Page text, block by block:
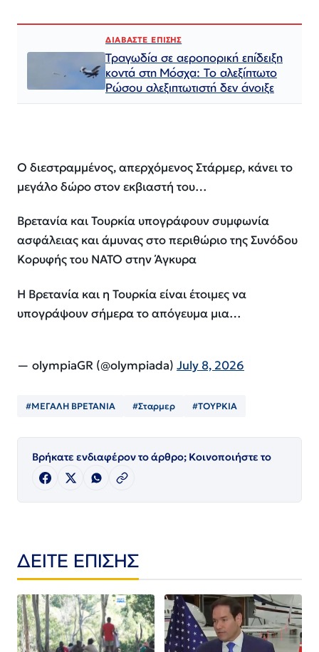
ΔΙΑΒΑΣΤΕ ΕΠΙΣΗΣ
Τραγωδία σε αεροπορική επίδειξη
κοντά στη Μόσχα: Το αλεξίπτωτο
Ρώσου αλεξιπτωτιστή δεν άνοιξε
Ο διεστραμμένος, απερχόμενος Στάρμερ, κάνει το
μεγάλο δώρο στον εκβιαστή του…
Βρετανία και Τουρκία υπογράφουν συμφωνία
ασφάλειας και άμυνας στο περιθώριο της Συνόδου
Κορυφής του ΝΑΤΟ στην Άγκυρα
Η Βρετανία και η Τουρκία είναι έτοιμες να
υπογράψουν σήμερα το απόγευμα μια…
— olympiaGR (@olympiada) July 8, 2026
#ΜΕΓΑΛΗ ΒΡΕΤΑΝΙΑ #Σταρμερ #ΤΟΥΡΚΙΑ
Βρήκατε ενδιαφέρον το άρθρο; Κοινοποιήστε το
ΔΕΙΤΕ ΕΠΙΣΗΣ